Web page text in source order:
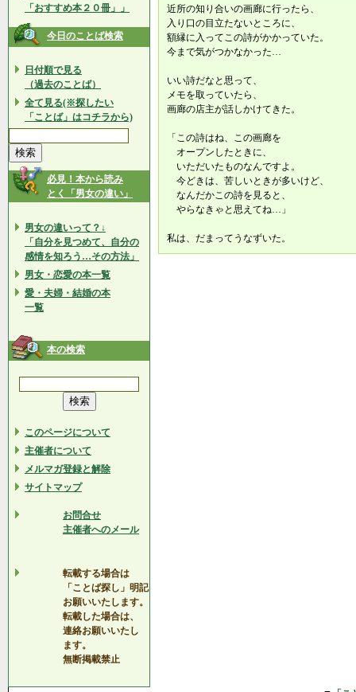
「おすすめ本２０冊」」
今日のことば検索
日付順で見る
（過去のことば）
全て見る(※探したい
「ことば」はコチラから)
必見！本から読み
とく「男女の違い」
男女の違いって？↓
「自分を見つめて、自分の
感情を知ろう…その方法」
男女・恋愛の本一覧
愛・夫婦・結婚の本
一覧
本の検索
このページについて
主催者について
メルマガ登録と解除
サイトマップ
お問合せ
主催者へのメール
転載する場合は
「ことば探し」明記
お願いいたします。
転載した場合は、
連絡お願いいたし
ます。
無断掲載禁止
近所の知り合いの画廊に行ったら、
入り口の目立たないところに、
額縁に入ってこの詩がかかっていた。
今まで気がつかなかった…
いい詩だなと思って、
メモを取っていたら、
画廊の店主が話しかけてきた。
「この詩はね、この画廊を
オープンしたときに、
いただいたものなんですよ。
今どきは、苦しいときが多いけど、
なんだかこの詩を見ると、
やらなきゃと思えてね…」
私は、だまってうなずいた。